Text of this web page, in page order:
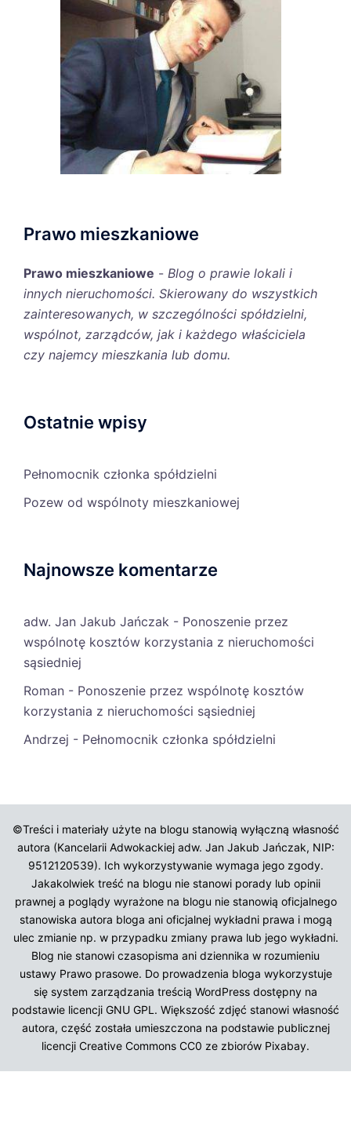
Prawo mieszkaniowe
Prawo mieszkaniowe - Blog o prawie lokali i
innych nieruchomości. Skierowany do wszystkich
zainteresowanych, w szczególności spółdzielni,
wspólnot, zarządców, jak i każdego właściciela
czy najemcy mieszkania lub domu.
Ostatnie wpisy
Pełnomocnik członka spółdzielni
Pozew od wspólnoty mieszkaniowej
Najnowsze komentarze
adw. Jan Jakub Jańczak - Ponoszenie przez
wspólnotę kosztów korzystania z nieruchomości
sąsiedniej
Roman - Ponoszenie przez wspólnotę kosztów
korzystania z nieruchomości sąsiedniej
Andrzej - Pełnomocnik członka spółdzielni
©Treści i materiały użyte na blogu stanowią wyłączną własność
autora (Kancelarii Adwokackiej adw. Jan Jakub Jańczak, NIP:
9512120539). Ich wykorzystywanie wymaga jego zgody.
Jakakolwiek treść na blogu nie stanowi porady lub opinii
prawnej a poglądy wyrażone na blogu nie stanowią oficjalnego
stanowiska autora bloga ani oficjalnej wykładni prawa i mogą
ulec zmianie np. w przypadku zmiany prawa lub jego wykładni.
Blog nie stanowi czasopisma ani dziennika w rozumieniu
ustawy Prawo prasowe. Do prowadzenia bloga wykorzystuje
się system zarządzania treścią WordPress dostępny na
podstawie licencji GNU GPL. Większość zdjęć stanowi własność
autora, część została umieszczona na podstawie publicznej
licencji Creative Commons CC0 ze zbiorów Pixabay.